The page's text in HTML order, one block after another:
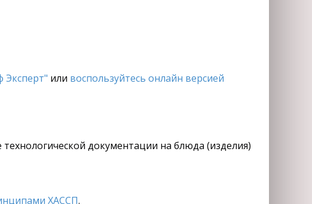
Эксперт" или воспользуйтесь онлайн версией
документации на блюда (изделия)
ХАССП.